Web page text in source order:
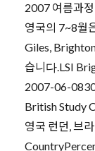
2007 여름과
영국의 7~8월
Giles,
습니다.LSI
2007-06-08
British Study
영국 런던, 브